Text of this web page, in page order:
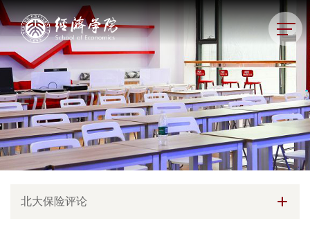
北大保险评论